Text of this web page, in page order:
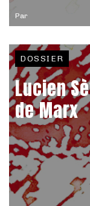
Par
DOSSIER
Lucien
de Marx